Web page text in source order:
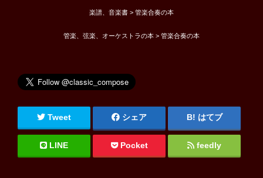
楽譜、音楽書 > 管楽合奏の本
管楽、弦楽、オーケストラの本 > 管楽合奏の本
Tweet シェア はてブ
LINE Pocket feedly